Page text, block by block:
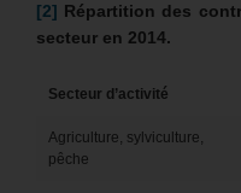
[2] Répartition des
secteur en 2014.
Secteur d’activité
Agriculture, sylviculture,
pêche